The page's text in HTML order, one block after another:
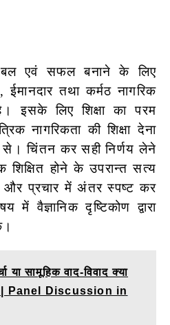
एवं सफल बनाने के लिए
तथा कर्मठ नागरिक
इसके लिए शिक्षा का परम
नागरिकता की शिक्षा देना
चिंतन कर सही निर्णय लेने
होने के उपरान्त सत्य
और प्रचार में अंतर स्पष्ट कर
में वैज्ञानिक दृष्टिकोण द्वारा
या सामूहिक वाद-विवाद क्या
| Panel Discussion in